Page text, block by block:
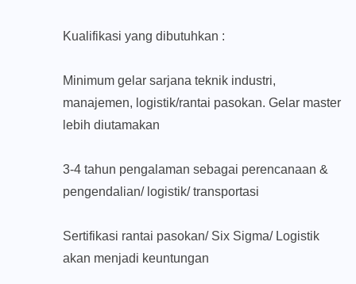
Kualifikasi yang dibutuhkan :
Minimum gelar sarjana teknik industri,
manajemen, logistik/rantai pasokan. Gelar master
lebih diutamakan
3-4 tahun pengalaman sebagai perencanaan &
pengendalian/ logistik/ transportasi
Sertifikasi rantai pasokan/ Six Sigma/ Logistik
akan menjadi keuntungan